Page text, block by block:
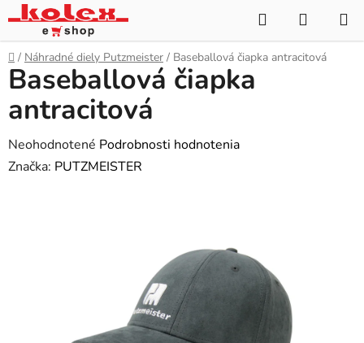
Prejsť
na
obsah
Hľadať
KOŠÍK
Domov
/ Náhradné diely Putzmeister / Baseballová čiapka antracitová
Baseballová čiapka
antracitová
Priemerné
hodnotenie
Neohodnotené Podrobnosti hodnotenia
Značka: PUTZMEISTER